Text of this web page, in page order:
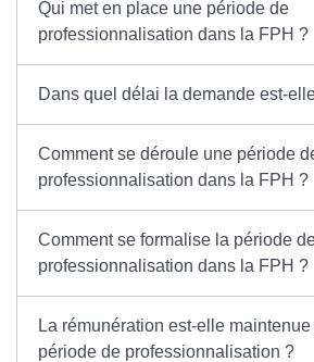
Qui met en place une période de
professionnalisation dans la FPH ?
Dans quel délai la demande est-
Comment se déroule une période
professionnalisation dans la FPH ?
Comment se formalise la période
professionnalisation dans la FPH ?
La rémunération est-elle
période de professionnalisation ?